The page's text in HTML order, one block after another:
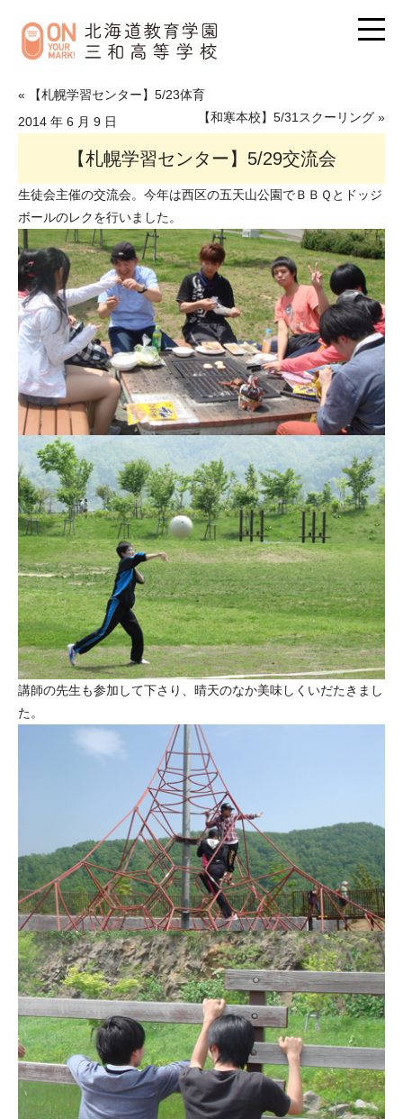
« 【札幌学習センター】5/23体育
【和寒本校】5/31スクーリング »
2014 年 6 月 9 日
【札幌学習センター】5/29交流会
生徒会主催の交流会。今年は西区の五天山公園でＢＢＱとドッジ
ボールのレクを行いました。
講師の先生も参加して下さり、晴天のなか美味しくいだたきまし
た。